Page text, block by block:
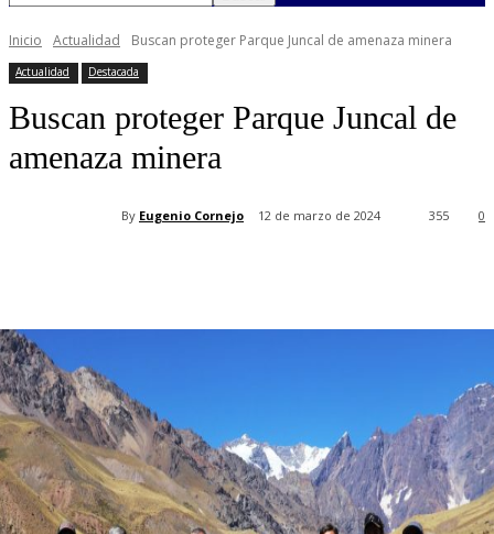
Inicio Actualidad Buscan proteger Parque Juncal de amenaza minera
Actualidad Destacada
Buscan proteger Parque Juncal de
amenaza minera
By Eugenio Cornejo 12 de marzo de 2024 0
355